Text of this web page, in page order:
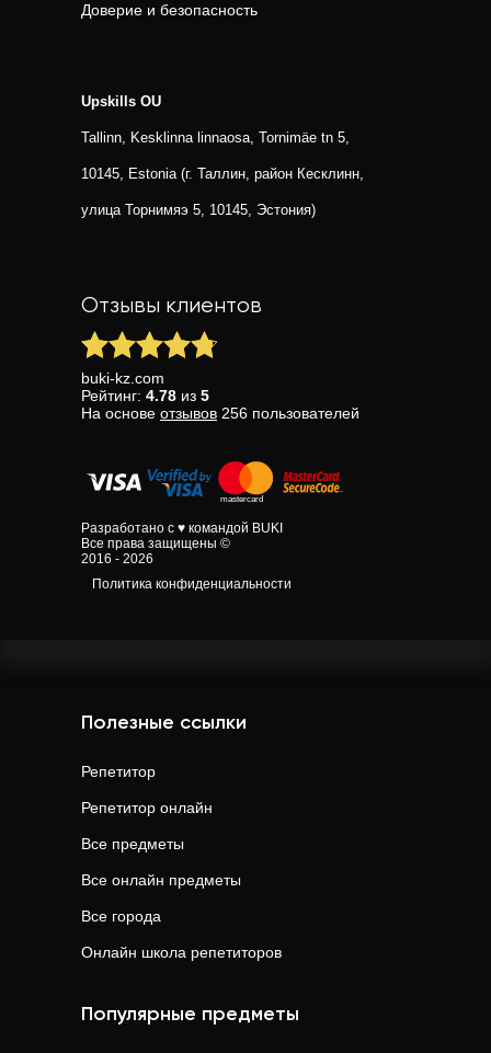
Доверие и безопасность
Upskills OU
Tallinn, Kesklinna linnaosa, Tornimäe tn 5,
10145, Estonia (г. Таллин, район Кесклинн,
улица Торнимяэ 5, 10145, Эстония)
Отзывы клиентов
buki-kz.com
Рейтинг: 4.78 из 5
На основе отзывов 256 пользователей
Разработано с ♥ командой BUKI
Все права защищены ©
2016 - 2026
Политика конфиденциальности
Полезные ссылки
Репетитор
Репетитор онлайн
Все предметы
Все онлайн предметы
Все города
Онлайн школа репетиторов
Популярные предметы